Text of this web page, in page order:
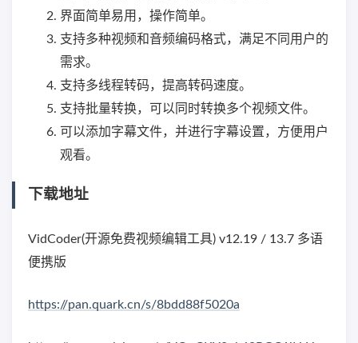
界面简单易用，操作简单。
支持多种视频和音频编码格式，满足不同用户的
需求。
支持多线程转码，提高转码速度。
支持批量转换，可以同时转换多个视频文件。
可以添加字幕文件，并进行字幕设置，方便用户
观看。
下载地址
VidCoder(开源免费视频编辑工具) v12.19 / 13.7 多语
便携版
https://pan.quark.cn/s/8bdd88f5020a